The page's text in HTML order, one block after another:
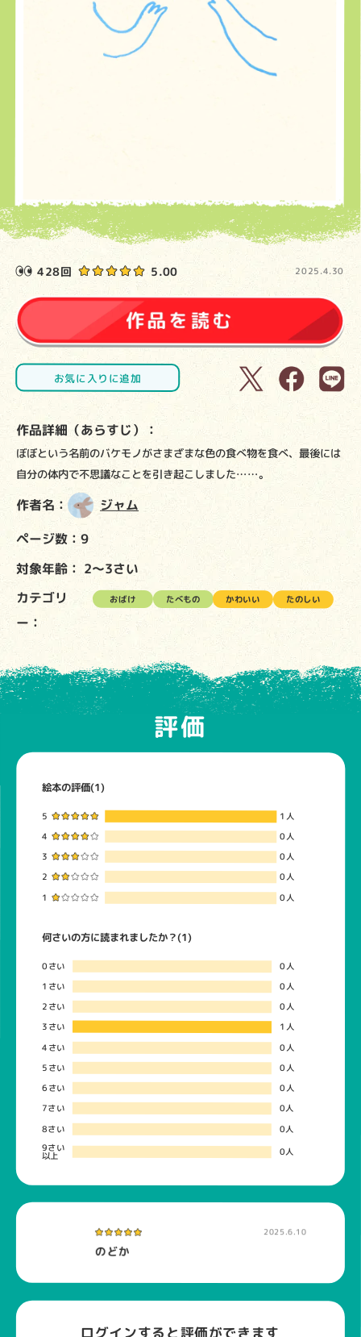
428回 5.00 2025.4.30
お気に入りに追加
作品詳細（あらすじ）：
ぼぼという名前のバケモノがさまざまな色の食べ物を食べ、最後には
自分の体内で不思議なことを引き起こしました……。
作者名： ジャム
ページ数：9
対象年齢： 2～3さい
カテゴリ
ー：
おばけ たべもの かわいい たのしい
評価
絵本の評価(1)
5 1人
4 0人
3 0人
2 0人
1 0人
何さいの方に読まれましたか？(1)
0さい 0人
1さい 0人
2さい 0人
3さい 1人
4さい 0人
5さい 0人
6さい 0人
7さい 0人
8さい 0人
9さい
以上 0人
2025.6.10
のどか
ログインすると評価ができます